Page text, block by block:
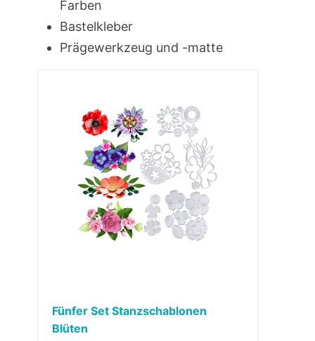
Farben
Bastelkleber
Prägewerkzeug und -matte
Fünfer Set Stanzschablonen
Blüten